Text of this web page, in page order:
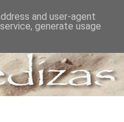
and user-agent
generate usage